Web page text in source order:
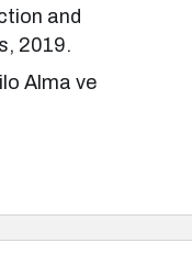
and
2019.
Alma ve